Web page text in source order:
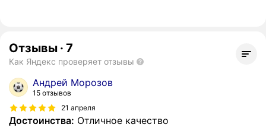
Отзывы · 7
Как Яндекс проверяет отзывы
Андрей Морозов
15 отзывов
21 апреля
Достоинства: Отличное качество